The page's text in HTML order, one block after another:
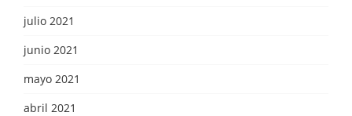
julio 2021
junio 2021
mayo 2021
abril 2021